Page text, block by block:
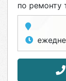
по ремонту